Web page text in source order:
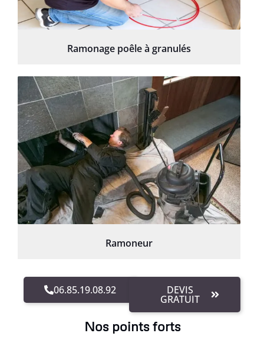
Ramonage poêle à granulés
Ramoneur
06.85.19.08.92 DEVIS
GRATUIT
Nos points forts